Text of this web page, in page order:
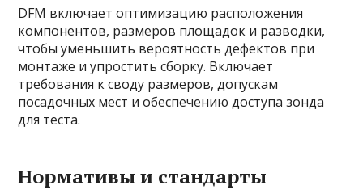
DFM включает оптимизацию расположения
компонентов, размеров площадок и разводки,
чтобы уменьшить вероятность дефектов при
монтаже и упростить сборку. Включает
требования к своду размеров, допускам
посадочных мест и обеспечению доступа зонда
для теста.
Нормативы и стандарты